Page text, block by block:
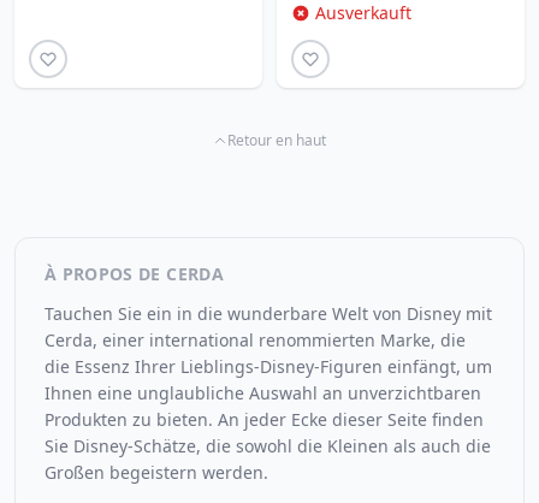
Ausverkauft
Retour en haut
À PROPOS DE CERDA
Tauchen Sie ein in die wunderbare Welt von Disney mit
Cerda, einer international renommierten Marke, die
die Essenz Ihrer Lieblings-Disney-Figuren einfängt, um
Ihnen eine unglaubliche Auswahl an unverzichtbaren
Produkten zu bieten. An jeder Ecke dieser Seite finden
Sie Disney-Schätze, die sowohl die Kleinen als auch die
Großen begeistern werden.